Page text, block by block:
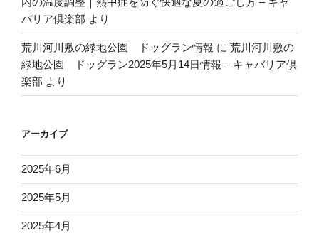
バリア倶楽部 より
荒川河川敷の緑地公園 ドッグラン情報 に 荒川河川敷の
緑地公園 ドッグラン2025年5月14日情報 – キャバリア倶
楽部 より
アーカイブ
2025年6月
2025年5月
2025年4月